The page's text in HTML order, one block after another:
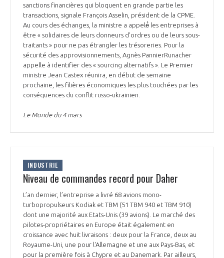
STARTAIR
COMMISSIONS ET COMITÉS
UN ÉCOSYSTÈME INTÉGRÉ ET COHÉRENT
POURQUOI DEVENIR MEMBRE ?
LA MÉDIATION DANS LA FILIÈRE AÉRONAUTIQUE ET SPATIALE
LE MÉDIATEUR DE LA FILIÈRE AÉRONAUTIQUE ET SPATIALE
MÉDIATION ET CHARTE D’ENGAGEMENT SUR LES RELATIONS ENTRE
CLIENTS ET FOURNISSEURS
LA MÉDIATION AU-DELÀ DE LA FILIÈRE AÉRONAUTIQUE ET SPATIALE
LE SALON DU BOURGET
L'OBSERVATOIRE
CHIFFRES CLÉS
EMPLOI & FORMATION
ENVIRONNEMENT
INNOVATION
LES PUBLICATIONS
RAPPORTS D'ACTIVITÉS
sanctions financières qui bloquent en grande partie les
transactions, signale François Asselin, président de la CPME.
Au cours des échanges, la ministre a appelé́ les entreprises à
être « solidaires de leurs donneurs d’ordres ou de leurs sous-
traitants » pour ne pas étrangler les trésoreries. Pour la
sécurité des approvisionnements, Agnès Pannier­Runacher
appelle à identifier des « sourcing alternatifs ». Le Premier
ministre Jean Castex réunira, en début de semaine
prochaine, les filières économiques les plus touchées par les
conséquences du conflit russo-ukrainien.
Le Monde du 4 mars
INDUSTRIE
Niveau de commandes record pour Daher
L’an dernier, l’entreprise a livré 68 avions mono-
turbopropulseurs Kodiak et TBM (51 TBM 940 et TBM 910)
dont une majorité aux Etats-Unis (39 avions). Le marché des
pilotes-propriétaires en Europe était également en
croissance avec huit livraisons : deux pour la France, deux au
Royaume-Uni, une pour l'Allemagne et une aux Pays-Bas, et
pour la première fois à Chypre et au Danemark. Par ailleurs,
Découvrez les avantages d'adhérer au GIFAS.
Rencontres, salons, données sectorielles,
programmes ...
DEMANDE D’ADHÉSION